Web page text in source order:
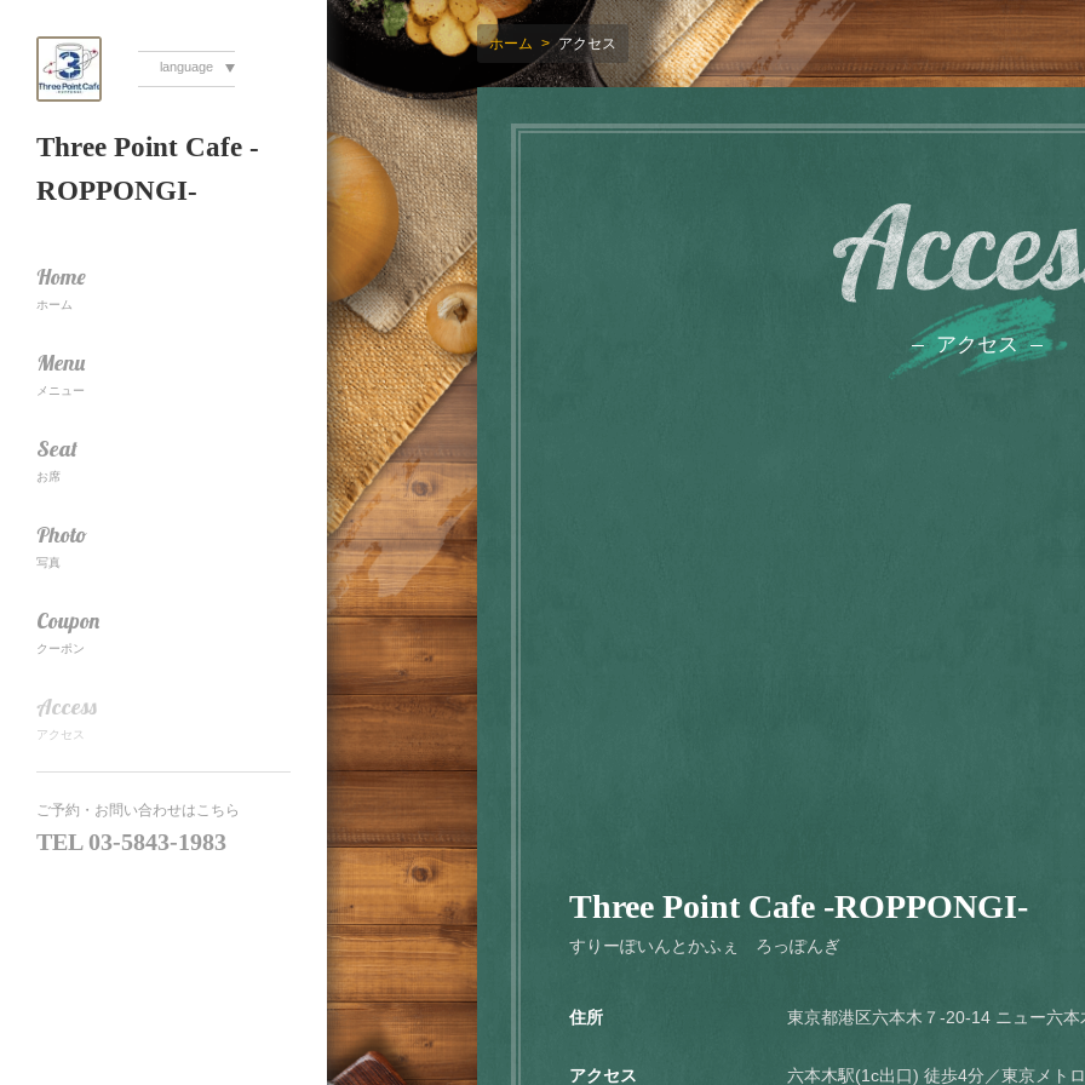
language
Three Point Cafe -
ROPPONGI-
Home
ホーム
Menu
メニュー
Seat
お席
Photo
写真
Coupon
クーポン
Access
アクセス
ご予約・お問い合わせはこちら
TEL03-5843-1983
ホーム アクセス
アクセス
Three Point Cafe -ROPPONGI-
すりーぽいんとかふぇ ろっぽんぎ
住所 東京都港区六本木７-20-14 ニュー六
アクセス 六本木駅(1c出口) 徒歩4分／東京メト